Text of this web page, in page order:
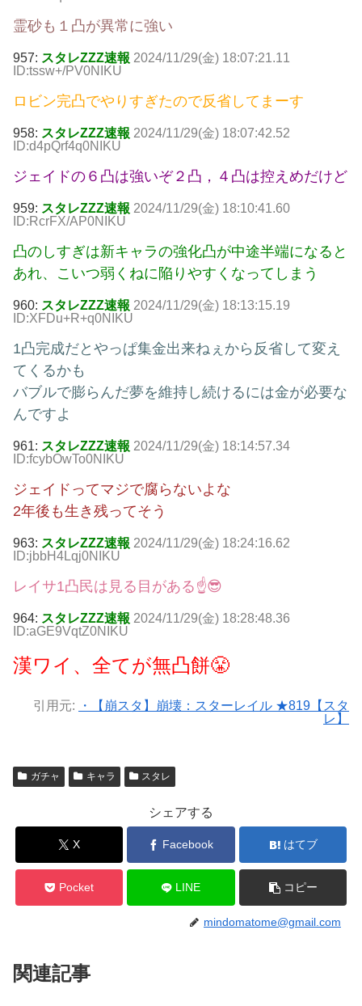
霊砂も１凸が異常に強い
957: スタレZZZ速報 2024/11/29(金) 18:07:21.11
ID:tssw+/PV0NIKU
ロビン完凸でやりすぎたので反省してまーす
958: スタレZZZ速報 2024/11/29(金) 18:07:42.52
ID:d4pQrf4q0NIKU
ジェイドの６凸は強いぞ２凸，４凸は控えめだけど
959: スタレZZZ速報 2024/11/29(金) 18:10:41.60
ID:RcrFX/AP0NIKU
凸のしすぎは新キャラの強化凸が中途半端になると
あれ、こいつ弱くねに陥りやすくなってしまう
960: スタレZZZ速報 2024/11/29(金) 18:13:15.19
ID:XFDu+R+q0NIKU
1凸完成だとやっぱ集金出来ねぇから反省して変え
てくるかも
バブルで膨らんだ夢を維持し続けるには金が必要な
んですよ
961: スタレZZZ速報 2024/11/29(金) 18:14:57.34
ID:fcybOwTo0NIKU
ジェイドってマジで腐らないよな
2年後も生き残ってそう
963: スタレZZZ速報 2024/11/29(金) 18:24:16.62
ID:jbbH4Lqj0NIKU
レイサ1凸民は見る目がある☝😎
964: スタレZZZ速報 2024/11/29(金) 18:28:48.36
ID:aGE9VqtZ0NIKU
漢ワイ、全てが無凸餅😤
引用元:
・【崩スタ】崩壊：スターレイル ★819【スタ
レ】
ガチャ キャラ スタレ
シェアする
X Facebook はてブ
Pocket LINE コピー
mindomatome@gmail.com
関連記事